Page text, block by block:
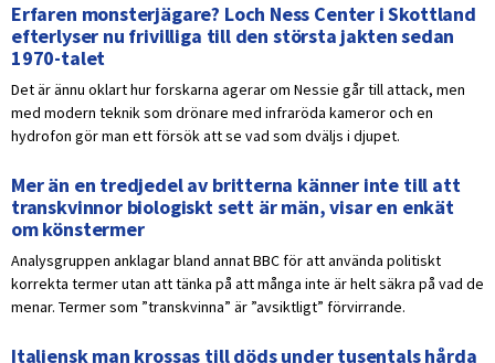
Erfaren monsterjägare? Loch Ness Center i Skottland
efterlyser nu frivilliga till den största jakten sedan
1970-talet
Det är ännu oklart hur forskarna agerar om Nessie går till attack, men
med modern teknik som drönare med infraröda kameror och en
hydrofon gör man ett försök att se vad som dväljs i djupet.
Mer än en tredjedel av britterna känner inte till att
transkvinnor biologiskt sett är män, visar en enkät
om könstermer
Analysgruppen anklagar bland annat BBC för att använda politiskt
korrekta termer utan att tänka på att många inte är helt säkra på vad de
menar. Termer som ”transkvinna” är ”avsiktligt” förvirrande.
Italiensk man krossas till döds under tusentals hårda